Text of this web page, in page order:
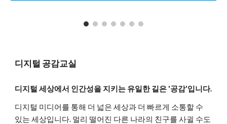
디지털 공감교실
디지털 세상에서 인간성을 지키는 유일한 길은 '공감'입니다.
디지털 미디어를 통해 더 넓은 세상과 더 빠르게 소통할 수
있는 세상입니다. 멀리 떨어진 다른 나라의 친구를 사귈 수도